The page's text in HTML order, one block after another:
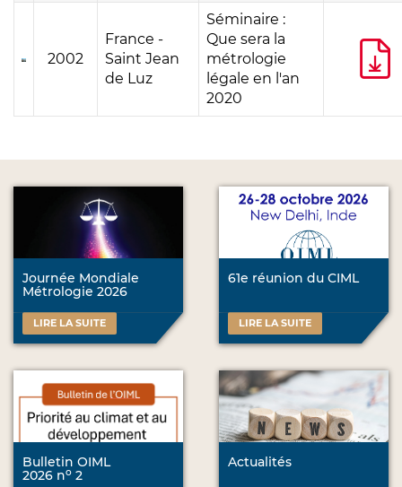
2002
France -
Saint Jean
de Luz
Séminaire :
Que sera la
métrologie
légale en l'an
2020
Journée Mondiale
Métrologie 2026
LIRE LA SUITE
61e réunion du CIML
LIRE LA SUITE
Bulletin OIML
2026 no 2
Actualités